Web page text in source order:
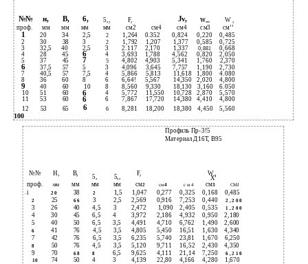
№№ н, В, 6, 5,, F, Jv, W„, W ,
проф. мм мм мм мм см2 см4 см4 см3 см’’
1 20 34 2,5 2 1,264 0.352 0,824 0,220 0,485
2 30 38 3 2 1,792 1,207 1,377 0,585 0,725
3 32,5 40 2,5 3 2.117 2,170 1,337 0,881
0,668
4
28 45 6 4 3,693 1,788 4,562 0,820
2,050
5
37 45 7 5 4,802 4,903 5,341 1,760 2,370
6 37,5 57 5 3 4,096 3,645 7,757 1,190 2,730
7 40,5 57 7,5 4 5,866 5,813 11,618 1,800 4.080
8 36 60 8 6 6,64! 5,567 14,350 2,020 4,800
9 40 60 10 8 8,560 9,330 18,130 3,160
6.050
10
51 60 6 4 5,772 11,550 10,728 2,870 5,570
11 53 60 6 6 7,867 17,720 14,380 4,410 4,800
12 53 65 6 6 8,281 18,200 18,380 4,450 5,560
100
Профиль Пр-3!5
Материал Д16Т, В95
№№ Н, В, 5, 5,, F, W ,
проф. мм мм см2 см4
X’
мм мм с м 4 см3 CMJ
~i 2 0 38 2 1,5 1,047 0,277 0,325 0,168 0,485
2 25 6 6 3 2,5 2,569 0,916 7,253 0,440 2 , 2 0 0
3 26 40 4,5 3 2,472 1,090 2,405 0,535 1 , 2 0 0
4 30 45 6,5 4 3,972 2,186 4,932 0,950 2,180
5 40 50 6,5 3,5 4,491 4,710 6,762 1,490 2,600
6 41 76 4,5 3,5 4,805 5,450 16,51 1,630 4,340
7 42 76 6,5 3,5 6,235 5,740 23,81 1,670 6,250
8 50 76 4,5 3,5 5,120 9,711 16,52 2,430
4,350
9
70 6 8 8 6,5 9,625 4,111 21,14 7,250
6 , 2 1 0
10 74 50 4 3 4,139 22,80 4,166 4,280 1,670